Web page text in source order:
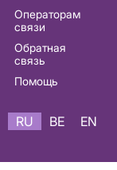
Операторам
связи
Обратная
связь
Помощь
RU BE EN